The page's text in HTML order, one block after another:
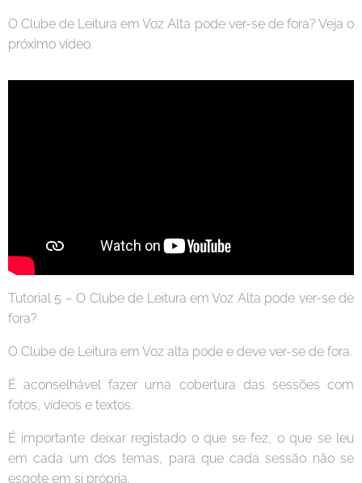
O Clube de Leitura em Voz Alta pode ver-se de fora? Veja o
próximo vídeo.
Tutorial 5 – O Clube de Leitura em Voz Alta pode ver-se de
fora?
O Clube de Leitura em Voz alta pode e deve ver-se de fora.
É aconselhável fazer uma cobertura das sessões com
fotos, vídeos e textos.
É importante deixar registado o que se fez, o que se leu
em cada um dos temas, para que cada sessão não se
esgote em si própria.